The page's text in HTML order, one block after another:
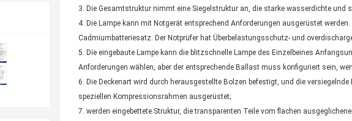
3. Die Gesamtstruktur nimmt eine Siegelstruktur an, die starke wasserdichte und
4. Die Lampe kann mit Notgerät entsprechend Anforderungen ausgerüstet
Cadmiumbatteriesatz. Der Notprüfer hat Überbelastungsschutz- und
5. Die eingebaute Lampe kann die blitzschnelle Lampe des Einzelbeines
Anforderungen wählen, aber der entsprechende Ballast muss konfiguriert sein,
6. Die Deckenart wird durch herausgestellte Bolzen befestigt, und die
speziellen Kompressionsrahmen ausgerüstet;
7. werden eingebettete Struktur, die transparenten Teile vom flachen